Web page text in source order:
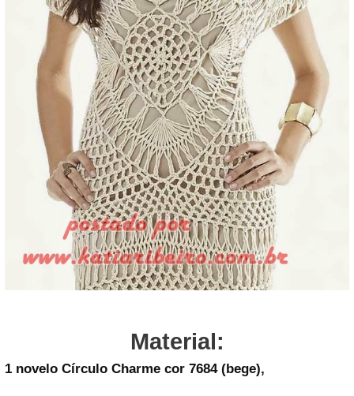
Material:
1 novelo Círculo Charme cor 7684 (bege),